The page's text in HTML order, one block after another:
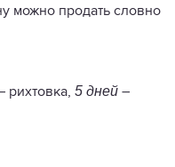
можно продать словно
рихтовка, 5 дней –